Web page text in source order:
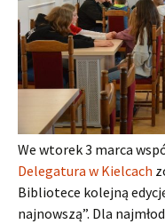
We wtorek 3 marca
Delegatura w Kielcach
Bibliotece kolejną
najnowszą”. Dla